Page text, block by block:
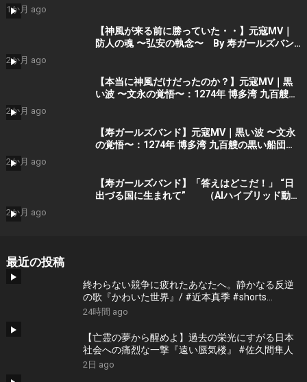
1か月 ago
【神風が来る前に勝っていた・・】元寇MV｜
防人の魂 〜弘安の執念〜 By 寿ガールズバン
2か月 ago
【本当に神風だけだったのか？】元寇MV｜黒
い波 〜文永の覚悟〜：1274年 博多湾 九百艘の
2か月 ago
【寿ガールズバンド】元寇MV｜黒い波 〜文永
の覚悟〜：1274年 博多湾 九百艘の黒い船団に
2か月 ago
【寿ガールズバンド】「答えはどこだ！」 “日
出づる国に生まれて” （AIハイブリッド動
2か月 ago
最近の投稿
終わらない競争に疲れたあなたへ。静かなる反逆
の歌『かわいた世界』/ #近本真季 #shorts
#music
24時間 ago
【亡霊の夢から醒めよ】過去の栄光にすがる日本
社会への痛烈な一撃『遠い蜃気楼』 #佐久間隼人
2日 ago